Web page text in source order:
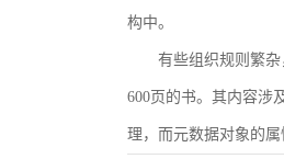
构中。
有些组织规则繁
600页的书。其内容涉
理，而元数据对象的